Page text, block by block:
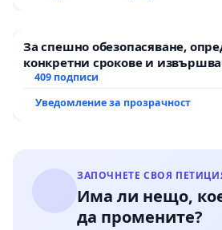
За спешно обезопасяване,
конкретни срокове и
рехабилитация на
Мирово - к.к. Момин проход
409 подписи
Уведомление за прозрачност
ЗАПОЧНЕТЕ СВОЯ
Има ли нещо,
да промените?